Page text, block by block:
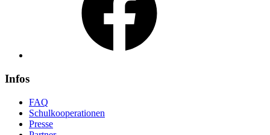
Infos
FAQ
Schulkooperationen
Presse